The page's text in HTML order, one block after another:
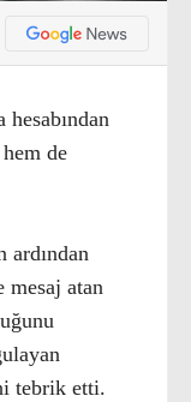
de
ardından
mesaj atan
tebrik etti.